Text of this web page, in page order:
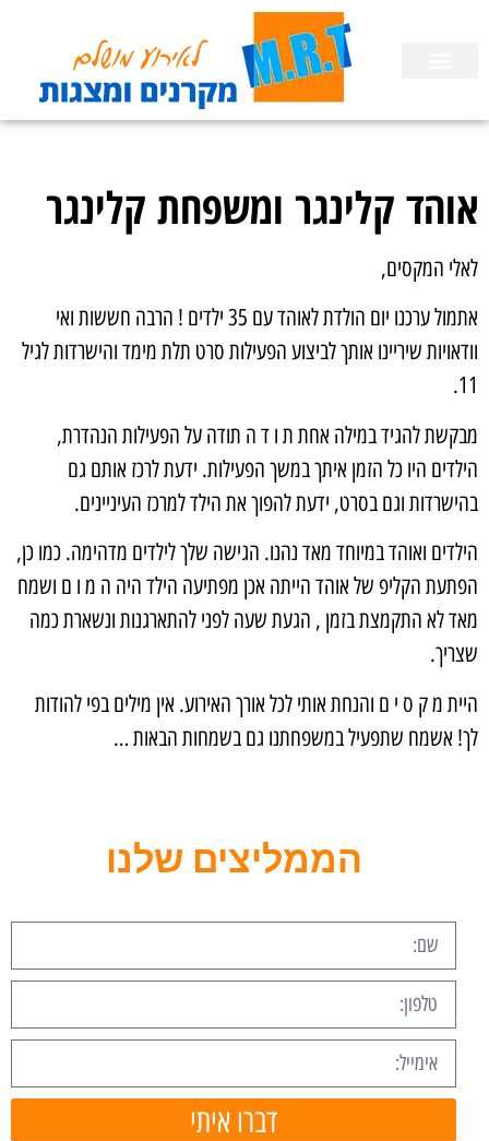
אוהד קלינגר ומשפחת קלינגר
לאלי המקסים,
אתמול ערכנו יום הולדת לאוהד עם 35 ילדים ! הרבה חששות ואי
וודאויות שיריינו אותך לביצוע הפעילות סרט תלת מימד והישרדות לגיל
11.
מבקשת להגיד במילה אחת ת ו ד ה תודה על הפעילות הנהדרת,
הילדים היו כל הזמן איתך במשך הפעילות. ידעת לרכז אותם גם
בהישרדות וגם בסרט, ידעת להפוך את הילד למרכז העיניינים.
הילדים ואוהד במיוחד מאד נהנו. הגישה שלך לילדים מדהימה. כמו כן,
הפתעת הקליפ של אוהד הייתה אכן מפתיעה הילד היה ה מ ו ם ושמח
מאד לא התקמצת בזמן , הגעת שעה לפני להתארגנות ונשארת כמה
שצריך.
היית מ ק ס י ם והנחת אותי לכל אורך האירוע. אין מילים בפי להודות
לך! אשמח שתפעיל במשפחתנו גם בשמחות הבאות …
הממליצים שלנו
דברו איתי